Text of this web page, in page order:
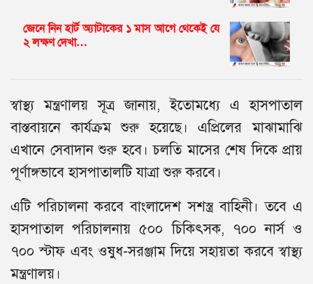
জেনে নিন হার্ট অ্যাটাকের ১ মাস আগে থেকেই যে
২ লক্ষণ দেখা…
স্বাস্থ্য মন্ত্রণালয় সূত্র জানায়, ইতোমধ্যে এ হাসপাতাল
বাস্তবায়নে কার্যক্রম শুরু হয়েছে। এপ্রিলের মাঝামাঝি
এখানে সেবাদান শুরু হবে। চলতি মাসের শেষ দিকে প্রায়
পূর্ণাঙ্গভাবে হাসপাতালটি যাত্রা শুরু করবে।
এটি পরিচালনা করবে বাংলাদেশ সশস্ত্র বাহিনী। তবে এ
হাসপাতাল পরিচালনায় ৫০০ চিকিৎসক, ৭০০ নার্স ও
৭০০ স্টাফ এবং ওষুধ-সরঞ্জাম দিয়ে সহায়তা করবে স্বাস্থ্য
মন্ত্রণালয়।